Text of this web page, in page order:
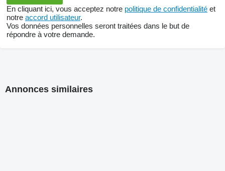
En cliquant ici, vous acceptez notre politique de confidentialité et
notre accord utilisateur.
Vos données personnelles seront traitées dans le but de
répondre à votre demande.
Annonces similaires